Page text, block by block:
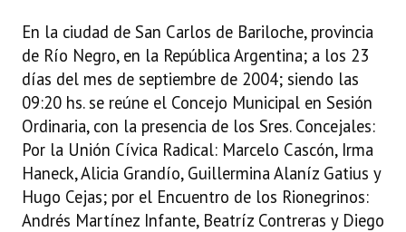
Reglamento Interno
Organigrama
DOCUMENTOS
Informes de Gestión
En la ciudad de San Carlos de Bariloche, provincia
de Río Negro, en la República Argentina; a los 23
días del mes de septiembre de 2004; siendo las
09:20 hs. se reúne el Concejo Municipal en Sesión
Ordinaria, con la presencia de los Sres. Concejales:
Por la Unión Cívica Radical: Marcelo Cascón, Irma
Haneck, Alicia Grandío, Guillermina Alaníz Gatius y
Hugo Cejas; por el Encuentro de los Rionegrinos:
Andrés Martínez Infante, Beatríz Contreras y Diego